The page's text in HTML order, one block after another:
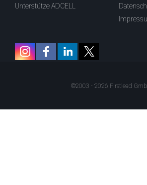
Unterstütze ADCELL
©2003 - 2026 Firstlead